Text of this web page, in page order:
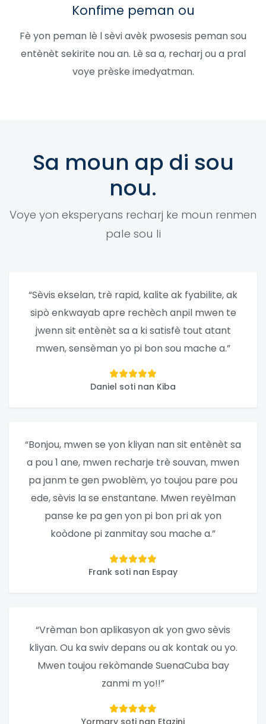
Konfime peman ou
Fè yon peman lè l sèvi avèk pwosesis peman sou
entènèt sekirite nou an. Lè sa a, recharj ou a pral
voye prèske imedyatman.
Sa moun ap di sou
nou.
Voye yon eksperyans recharj ke moun renmen
pale sou li
“Sèvis ekselan, trè rapid, kalite ak fyabilite, ak
sipò enkwayab apre rechèch anpil mwen te
jwenn sit entènèt sa a ki satisfè tout atant
mwen, sensèman yo pi bon sou mache a.”
Daniel soti nan Kiba
“Bonjou, mwen se yon kliyan nan sit entènèt sa
a pou 1 ane, mwen recharje trè souvan, mwen
pa janm te gen pwoblèm, yo toujou pare pou
ede, sèvis la se enstantane. Mwen reyèlman
panse ke pa gen yon pi bon pri ak yon
koòdone pi zanmitay sou mache a.”
Frank soti nan Espay
“Vrèman bon aplikasyon ak yon gwo sèvis
kliyan. Ou ka swiv depans ou ak kontak ou yo.
Mwen toujou rekòmande SuenaCuba bay
zanmi m yo!!”